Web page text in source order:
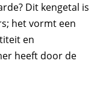
Dit kengetal is
het vormt een
en
heeft door de